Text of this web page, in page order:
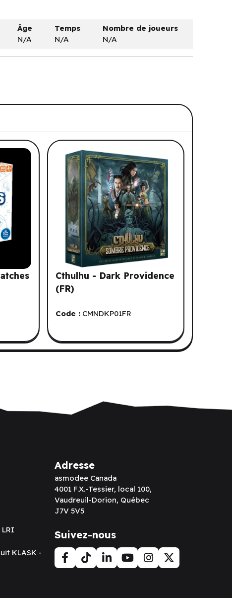
Âge
N/A
Temps
N/A
Nombre de joueurs
N/A
Cthulhu - Dark Providence
(FR)
Code : CMNDKP01FR
KLASK -
Adresse
asmodee Canada
4001 F.X.-Tessier, local 100,
Vaudreuil-Dorion, Québec
J7V 5V5
Suivez-nous